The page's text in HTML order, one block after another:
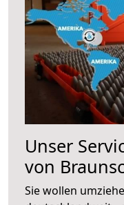
Unser
von
Sie wollen